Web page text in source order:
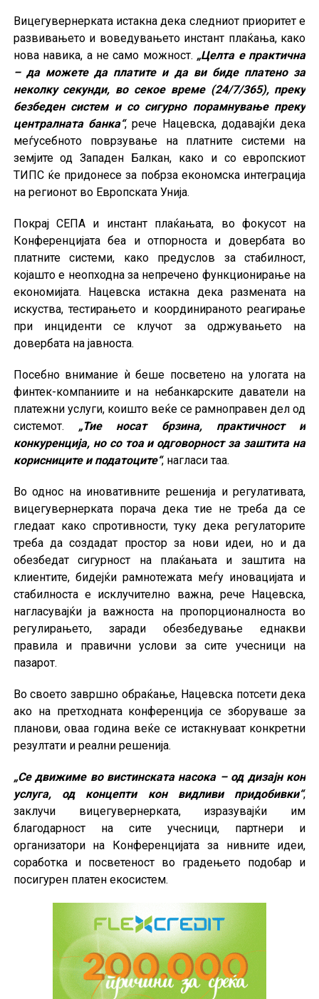
Вицегувернерката истакна дека следниот приоритет е
развивањето и воведувањето инстант плаќања, како
нова навика, а не само можност. „Целта е практична
– да можете да платите и да ви биде платено за
неколку секунди, во секое време (24/7/365), преку
безбеден систем и со сигурно порамнување преку
централната банка“, рече Нацевска, додавајќи дека
меѓусебното поврзување на платните системи на
земјите од Западен Балкан, како и со европскиот
ТИПС ќе придонесе за побрза економска интеграција
на регионот во Европската Унија.
Покрај СЕПА и инстант плаќањата, во фокусот на
Конференцијата беа и отпорноста и довербата во
платните системи, како предуслов за стабилност,
којашто е неопходна за непречено функционирање на
економијата. Нацевска истакна дека размената на
искуства, тестирањето и координираното реагирање
при инциденти се клучот за одржувањето на
довербата на јавноста.
Посебно внимание ѝ беше посветено на улогата на
финтек-компаниите и на небанкарските даватели на
платежни услуги, коишто веќе се рамноправен дел од
системот. „Тие носат брзина, практичност и
конкуренција, но со тоа и одговорност за заштита на
корисниците и податоците“, нагласи таа.
Во однос на иновативните решенија и регулативата,
вицегувернерката порача дека тие не треба да се
гледаат како спротивности, туку дека регулаторите
треба да создадат простор за нови идеи, но и да
обезбедат сигурност на плаќањата и заштита на
клиентите, бидејќи рамнотежата меѓу иновацијата и
стабилноста е исклучително важна, рече Нацевска,
нагласувајќи ја важноста на пропорционалноста во
регулирањето, заради обезбедување еднакви
правила и правични услови за сите учесници на
пазарот.
Во своето завршно обраќање, Нацевска потсети дека
ако на претходната конференција се зборуваше за
планови, оваа година веќе се истакнуваат конкретни
резултати и реални решенија.
„Се движиме во вистинската насока – од дизајн кон
услуга, од концепти кон видливи придобивки“,
заклучи вицегувернерката, изразувајќи им
благодарност на сите учесници, партнери и
организатори на Конференцијата за нивните идеи,
соработка и посветеност во градењето подобар и
посигурен платен екосистем.